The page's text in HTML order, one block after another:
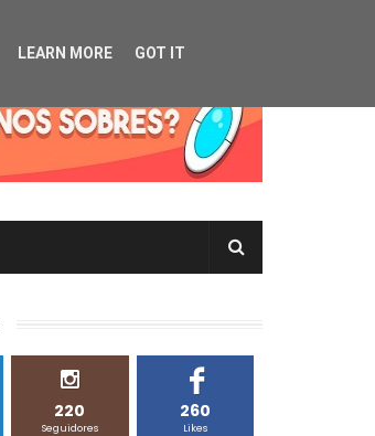
220
Seguidores
260
Likes
LEARN MORE GOT IT